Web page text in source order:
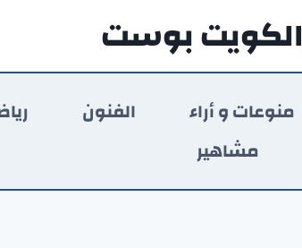
الكويت بوست
منوعات و أراء الفنون
مشاهير